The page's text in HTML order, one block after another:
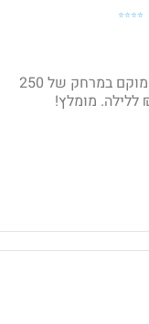
⭐⭐⭐⭐
מלון בדירוג 4 כוכבים באזור קאו לאק, הממוקם במרחק של 250